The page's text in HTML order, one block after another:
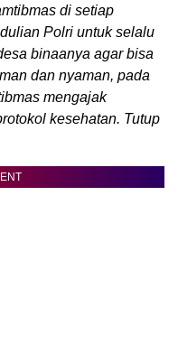
di setiap
Polri untuk selalu
binaanya agar bisa
dan nyaman, pada
mengajak
kesehatan. Tutup